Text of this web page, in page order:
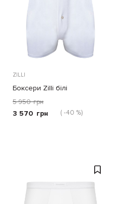
ZILLI
Боксери Zilli білі
5 950 грн
3 570 грн ( -40 %)